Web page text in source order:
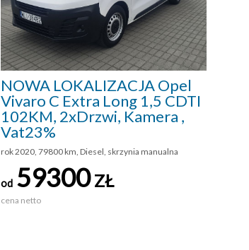
NOWA LOKALIZACJA Opel
Vivaro C Extra Long 1,5 CDTI
102KM, 2xDrzwi, Kamera ,
Vat23%
rok 2020, 79800 km, Diesel, skrzynia manualna
od 59300ZŁ
cena netto